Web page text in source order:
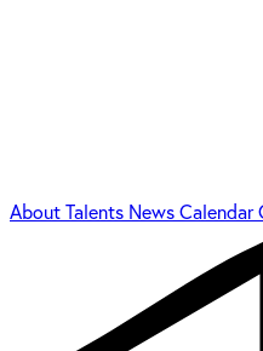
AboutTalents NewsCalendar